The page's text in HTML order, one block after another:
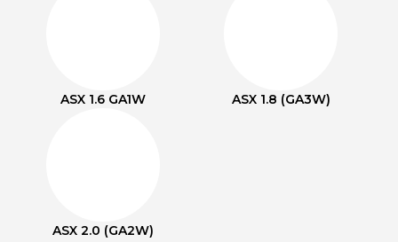
ASX 1.6 GA1W ASX 1.8 (GA3W)
ASX 2.0 (GA2W)